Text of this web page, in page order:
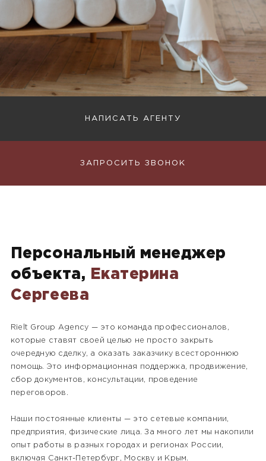
НАПИСАТЬ АГЕНТУ
ЗАПРОСИТЬ ЗВОНОК
Персональный менеджер
объекта,
Екатерина
Сергеева
Rielt Group Agency — это команда профессионалов,
которые ставят своей целью не просто закрыть
очередную сделку, а оказать заказчику всестороннюю
помощь. Это информационная поддержка, продвижение,
сбор документов, консультации, проведение
переговоров.
Наши постоянные клиенты — это сетевые компании,
предприятия, физические лица. За много лет мы накопили
опыт работы в разных городах и регионах России,
включая Санкт-Петербург, Москву и Крым.